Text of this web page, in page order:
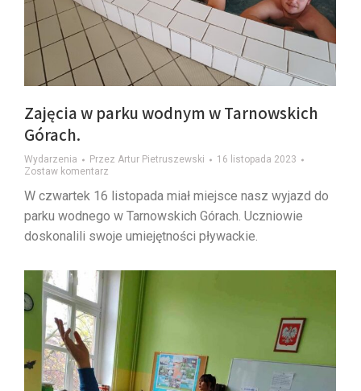
Zajęcia w parku wodnym w Tarnowskich
Górach.
Wydarzenia Przez Artur Pietruszewski
16 listopada 2023
Zostaw komentarz
W czwartek 16 listopada miał miejsce nasz wyjazd do
parku wodnego w Tarnowskich Górach. Uczniowie
doskonalili swoje umiejętności pływackie.